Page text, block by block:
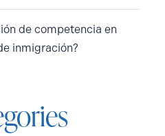
de competencia en
inmigración?